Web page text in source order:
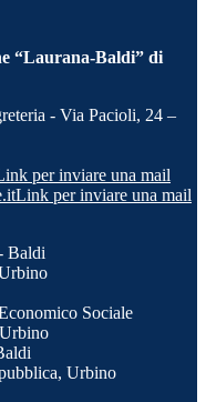
“Laurana-Baldi” di
- Via Pacioli, 24 –
per inviare una mail
Link per inviare una mail
Baldi
Sociale
Urbino